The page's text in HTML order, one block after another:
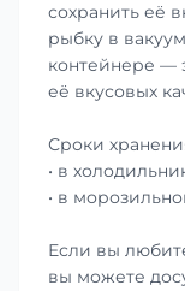
сохранить её
рыбку в
контейнере —
её вкусовых
Сроки
• в
• в
Если вы
вы можете